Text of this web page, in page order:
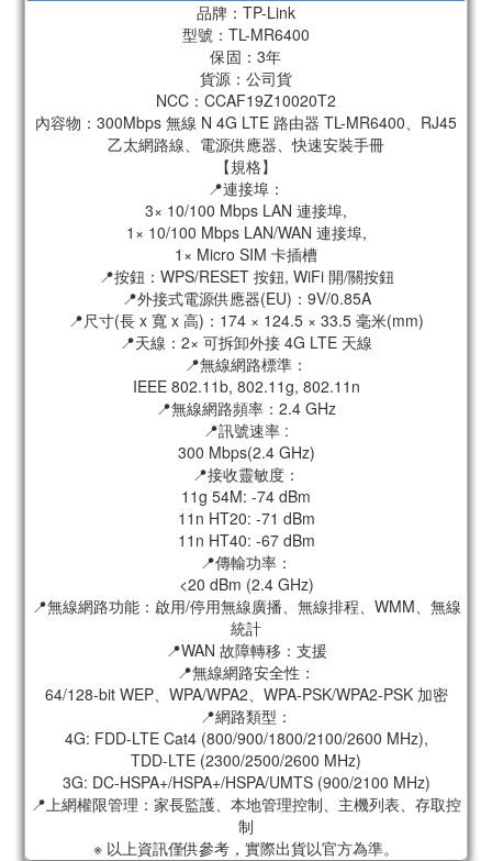
品牌：TP-Link
型號：TL-MR6400
保固：3年
貨源：公司貨
NCC：CCAF19Z10020T2
內容物：300Mbps 無線 N 4G LTE 路由器 TL-MR6400、RJ45
乙太網路線、電源供應器、快速安裝手冊
【規格】
📍連接埠：
3× 10/100 Mbps LAN 連接埠,
1× 10/100 Mbps LAN/WAN 連接埠,
1× Micro SIM 卡插槽
📍按鈕：WPS/RESET 按鈕, WiFi 開/關按鈕
📍外接式電源供應器(EU)：9V/0.85A
📍尺寸(長 x 寬 x 高)：174 × 124.5 × 33.5 毫米(mm)
📍天線：2× 可拆卸外接 4G LTE 天線
📍無線網路標準：
IEEE 802.11b, 802.11g, 802.11n
📍無線網路頻率：2.4 GHz
📍訊號速率 :
300 Mbps(2.4 GHz)
📍接收靈敏度：
11g 54M: -74 dBm
11n HT20: -71 dBm
11n HT40: -67 dBm
📍傳輸功率：
<20 dBm (2.4 GHz)
📍無線網路功能：啟用/停用無線廣播、無線排程、WMM、無線
統計
📍WAN 故障轉移：支援
📍無線網路安全性：
64/128-bit WEP、WPA/WPA2、WPA-PSK/WPA2-PSK 加密
📍網路類型：
4G: FDD-LTE Cat4 (800/900/1800/2100/2600 MHz),
TDD-LTE (2300/2500/2600 MHz)
3G: DC-HSPA+/HSPA+/HSPA/UMTS (900/2100 MHz)
📍上網權限管理：家長監護、本地管理控制、主機列表、存取控
制
※ 以上資訊僅供參考，實際出貨以官方為準。